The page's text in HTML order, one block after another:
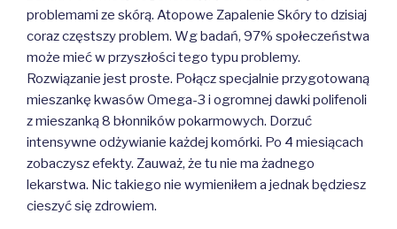
problemami ze skórą. Atopowe Zapalenie Skóry to dzisiaj
coraz częstszy problem. Wg badań, 97% społeczeństwa
może mieć w przyszłości tego typu problemy.
Rozwiązanie jest proste. Połącz specjalnie przygotowaną
mieszankę kwasów Omega-3 i ogromnej dawki polifenoli
z mieszanką 8 błonników pokarmowych. Dorzuć
intensywne odżywianie każdej komórki. Po 4 miesiącach
zobaczysz efekty. Zauważ, że tu nie ma żadnego
lekarstwa. Nic takiego nie wymieniłem a jednak będziesz
cieszyć się zdrowiem.